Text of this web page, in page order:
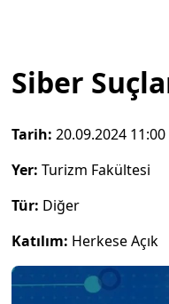
Siber
Tarih: 20.09.2024 11:00
Yer: Turizm Fakültesi
Tür: Diğer
Katılım: Herkese Açık